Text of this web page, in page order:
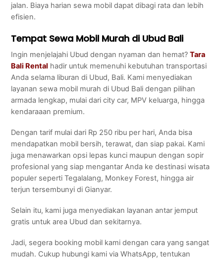
jalan. Biaya harian sewa mobil dapat dibagi rata dan lebih
efisien.
Tempat Sewa Mobil Murah di Ubud Bali
Ingin menjelajahi Ubud dengan nyaman dan hemat?Tara
Bali Rental hadir untuk memenuhi kebutuhan transportasi
Anda selama liburan di Ubud, Bali. Kami menyediakan
layanan sewa mobil murah di Ubud Bali dengan pilihan
armada lengkap, mulai dari city car, MPV keluarga, hingga
kendaraaan premium.
Dengan tarif mulai dari Rp 250 ribu per hari, Anda bisa
mendapatkan mobil bersih, terawat, dan siap pakai. Kami
juga menawarkan opsi lepas kunci maupun dengan sopir
profesional yang siap mengantar Anda ke destinasi wisata
populer seperti Tegalalang, Monkey Forest, hingga air
terjun tersembunyi di Gianyar.
Selain itu, kami juga menyediakan layanan antar jemput
gratis untuk area Ubud dan sekitarnya.
Jadi, segera booking mobil kami dengan cara yang sangat
mudah. Cukup hubungi kami via WhatsApp, tentukan